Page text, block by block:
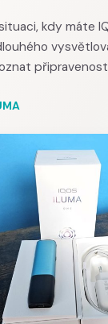
kdy máte